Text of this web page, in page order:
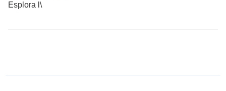
Esplora l\